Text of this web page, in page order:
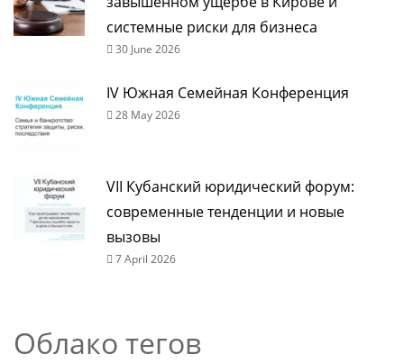
системные риски для бизнеса
30 June 2026
IV Южная Семейная Конференция
28 May 2026
VII Кубанский юридический форум:
современные тенденции и новые
вызовы
7 April 2026
Облако тегов